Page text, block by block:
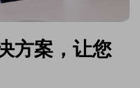
方案，让您